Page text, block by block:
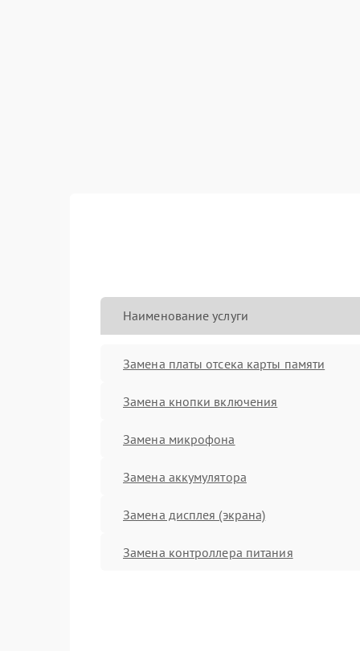
Наименование услуги
Замена платы отсека карты памяти
Замена кнопки включения
Замена микрофона
Замена аккумулятора
Замена дисплея (экрана)
Замена контроллера питания